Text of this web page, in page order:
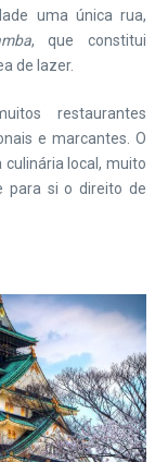
uma única rua,
, que constitui
de lazer.
restaurantes
e marcantes. O
local, muito
para si o direito de